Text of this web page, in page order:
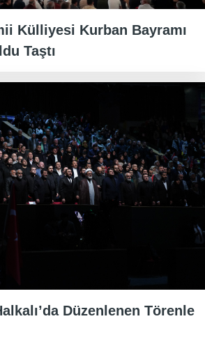
Külliyesi Kurban Bayramı
Taştı
Düzenlenen Törenle